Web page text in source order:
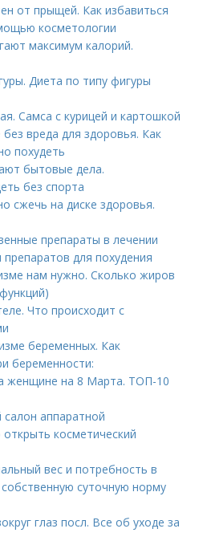
от прыщей. Как избавиться
косметологии
максимум калорий.
Диета по типу фигуры
Самса с курицей и картошкой
вреда для здоровья. Как
похудеть
бытовые дела.
без спорта
сжечь на диске здоровья.
препараты в лечении
для похудения
нам нужно. Сколько жиров
Что происходит с
беременных. Как
беременности:
женщине на 8 Марта. ТОП-10
аппаратной
косметический
вес и потребность в
суточную норму
глаз посл. Все об уходе за